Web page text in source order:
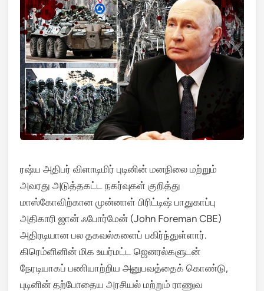
ரஷ்ய அதிபர் விளாடிமிர் புடினின் மனநிலை மற்றும்
அவரது அடுத்தகட்ட நகர்வுகள் குறித்து
மாஸ்கோவிற்கான முன்னாள் பிரிட்டிஷ் பாதுகாப்பு
அதிகாரி ஜான் ஃபோர்மேன் (John Foreman CBE)
அதிரடியான பல தகவல்களைப் பகிர்ந்துள்ளார்.
கிரெம்ளினின் மிக உயர்மட்ட ஜெனரல்களுடன்
நேரடியாகப் பணியாற்றிய அனுபவத்தைக் கொண்டு,
புடினின் தற்போதைய அரசியல் மற்றும் ராணுவ